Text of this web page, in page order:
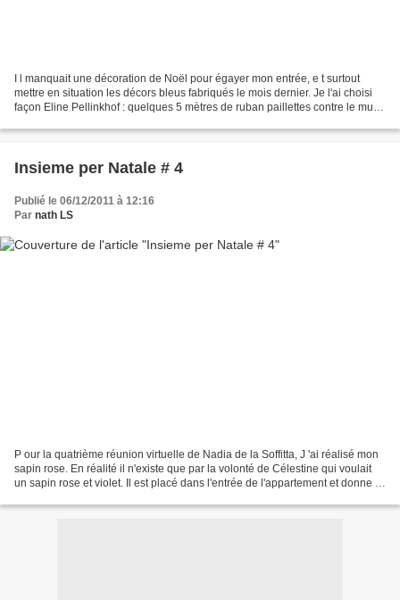
I l manquait une décoration de Noël pour égayer mon entrée, e t surtout
mettre en situation les décors bleus fabriqués le mois dernier. Je l'ai choisi
façon Eline Pellinkhof : quelques 5 mètres de ruban paillettes contre le mur, f
Insieme per Natale # 4
Publié le 06/12/2011 à 12:16
Par nath LS
P our la quatrième réunion virtuelle de Nadia de la Soffitta, J 'ai réalisé mon
sapin rose. En réalité il n'existe que par la volonté de Célestine qui voulait
un sapin rose et violet. Il est placé dans l'entrée de l'appartement et donne le